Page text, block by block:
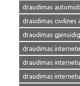
draudimas
draudimas civilines
draudimas
draudimas internete
draudimas
draudimas